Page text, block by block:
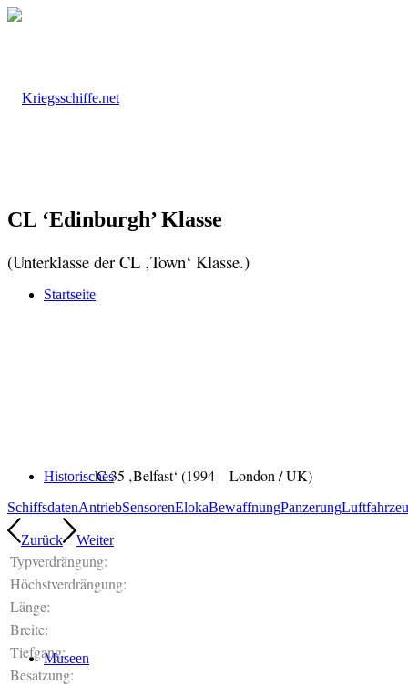
Startseite
Historisches
Museen
CL ‘Edinburgh’ Klasse
(Unterklasse der CL ‚Town‘ Klasse.)
C 35 ‚Belfast‘ (1994 – London / UK)
SchiffsdatenAntriebSensorenElokaBewaffnungPanzerung
Zurück Weiter
Typverdrängung:
Höchstverdrängung:
Länge:
Breite:
Tiefgang:
Besatzung: